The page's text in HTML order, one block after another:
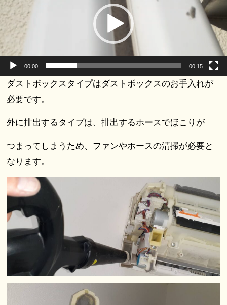
レ
ー
ヤ
ー
00:00 00:15
ダストボックスタイプはダストボックスのお手入れが
必要です。
外に排出するタイプは、排出するホースでほこりが
つまってしまうため、ファンやホースの清掃が必要と
なります。